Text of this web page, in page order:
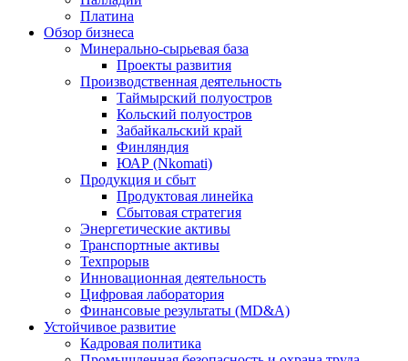
Платина
Обзор бизнеса
Минерально-сырьевая база
Проекты развития
Производственная деятельность
Таймырский полуостров
Кольский полуостров
Забайкальский край
Финляндия
ЮАР (Nkomati)
Продукция и сбыт
Продуктовая линейка
Сбытовая стратегия
Энергетические активы
Транспортные активы
Техпрорыв
Инновационная деятельность
Цифровая лаборатория
Финансовые результаты (MD&A)
Устойчивое развитие
Кадровая политика